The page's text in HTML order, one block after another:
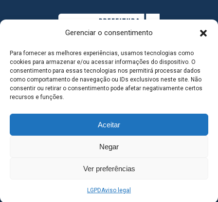
Gerenciar o consentimento
Para fornecer as melhores experiências, usamos tecnologias como
cookies para armazenar e/ou acessar informações do dispositivo. O
consentimento para essas tecnologias nos permitirá processar dados
como comportamento de navegação ou IDs exclusivos neste site. Não
consentir ou retirar o consentimento pode afetar negativamente certos
recursos e funções.
Aceitar
Negar
Ver preferências
LGPDAviso legal
MAPA DO SITE
SEDE DO ADMINISTRATIVO MUNICIPAL - Avenida